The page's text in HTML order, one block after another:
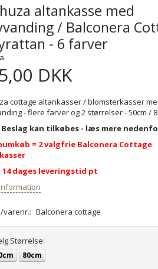
altankasse med
/ Balconera
- 6 farver
DKK
cottage altankasser / blomsterkasser
- flere farver og 2 størrelser - 50cm /
Beslag kan tilkøbes - læs mere
= 2 valgfrie Balconera Cottage
14 dages leveringstid pt
varenr.: Balconera cottage
Størrelse:
80cm